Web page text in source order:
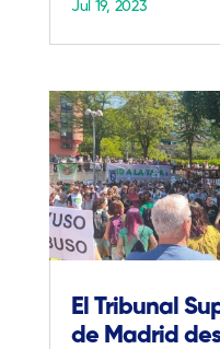
Jul 19, 2023
El Tribunal
de Madrid